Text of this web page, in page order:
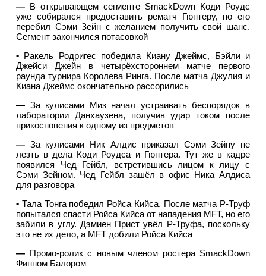
— В открывающем сегменте SmackDown Коди Роудс
уже собирался предоставить рематч Гюнтеру, но его
перебил Сэми Зейн с желанием получить свой шанс.
Сегмент закончился потасовкой
• Ракель Родригес победила Киану Джеймс, Бэйли и
Джейси Джейн в четырёхстороннем матче первого
раунда турнира Королева Ринга. После матча Джулия и
Киана Джеймс окончательно рассорились
— За кулисами Миз начал устраивать беспорядок в
лаборатории Данхаузена, получив удар током после
прикосновения к одному из предметов
— За кулисами Ник Алдис приказал Сэми Зейну не
лезть в дела Коди Роудса и Гюнтера. Тут же в кадре
появился Чед Гейбл, встретившись лицом к лицу с
Сэми Зейном. Чед Гейбл зашёл в офис Ника Алдиса
для разговора
• Тала Тонга победил Ройса Кийса. После матча Р-Труф
попытался спасти Ройса Кийса от нападения MFT, но его
забили в углу. Дэмиен Прист увёл Р-Труфа, поскольку
это не их дело, а MFT добили Ройса Кийса
— Промо-ролик с новым членом ростера SmackDown
Финном Балором